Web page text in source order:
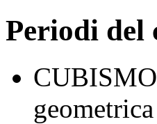
Periodi del